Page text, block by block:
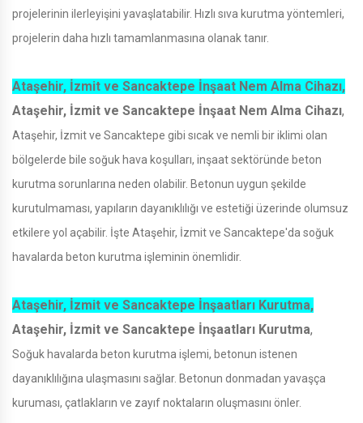
projelerinin ilerleyişini yavaşlatabilir. Hızlı sıva kurutma yöntemleri,
projelerin daha hızlı tamamlanmasına olanak tanır.
Ataşehir, İzmit ve Sancaktepe İnşaat Nem Alma Cihazı,
Ataşehir, İzmit ve Sancaktepe İnşaat Nem Alma Cihazı,
Ataşehir, İzmit ve Sancaktepe gibi sıcak ve nemli bir iklimi olan
bölgelerde bile soğuk hava koşulları, inşaat sektöründe beton
kurutma sorunlarına neden olabilir. Betonun uygun şekilde
kurutulmaması, yapıların dayanıklılığı ve estetiği üzerinde olumsuz
etkilere yol açabilir. İşte Ataşehir, İzmit ve Sancaktepe'da soğuk
havalarda beton kurutma işleminin önemlidir.
Ataşehir, İzmit ve Sancaktepe İnşaatları Kurutma,
Ataşehir, İzmit ve Sancaktepe İnşaatları Kurutma,
Soğuk havalarda beton kurutma işlemi, betonun istenen
dayanıklılığına ulaşmasını sağlar. Betonun donmadan yavaşça
kuruması, çatlakların ve zayıf noktaların oluşmasını önler.